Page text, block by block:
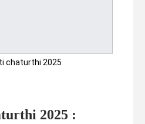
chaturthi 2025
2025 :